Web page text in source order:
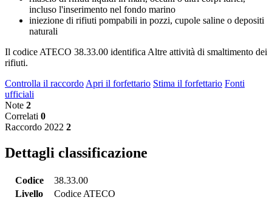
incluso l'inserimento nel fondo marino
iniezione di rifiuti pompabili in pozzi, cupole saline o depositi
naturali
Il codice ATECO 38.33.00 identifica Altre attività di smaltimento dei
rifiuti.
Controlla il raccordo Apri il forfettario Stima il forfettario Fonti
ufficiali
Note 2
Correlati 0
Raccordo 2022 2
Dettagli classificazione
Codice
38.33.00
Livello
Codice ATECO